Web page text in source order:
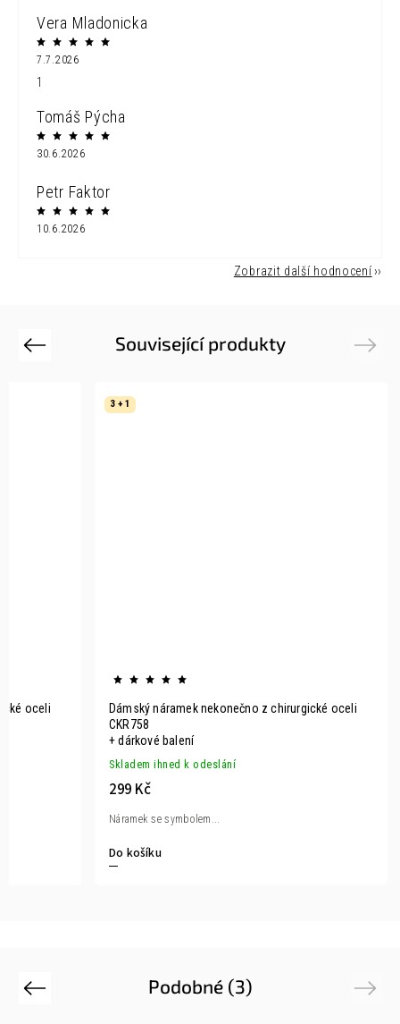
Vera Mladonicka
7.7.2026
1
Tomáš Pýcha
30.6.2026
Petr Faktor
10.6.2026
Zobrazit další hodnocení
Související produkty
Previous
oceli
3 + 1
Dámský náramek nekonečno z chirurgické oceli
CKR758
+ dárkové balení
Skladem ihned k odeslání
299 Kč
Do košíku
Náramek se symbolem...
Next
Podobné (3)
Previous Next